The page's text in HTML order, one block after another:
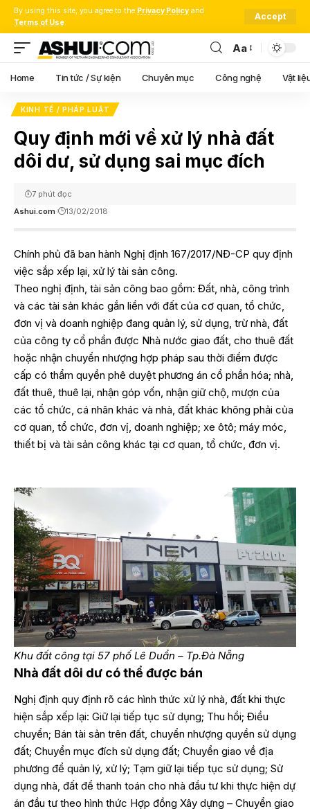
By using this site, you agree to the Privacy Policy and
Terms of Use.
Accept
Font
Resizer
Aa
Home Tin tức / Sự kiện Chuyên mục Công nghệ Vật
KINH TẾ / PHÁP LUẬT
Quy định mới về xử lý nhà đất
dôi dư, sử dụng sai mục đích
Ashui.com 13/02/2018
7 phút đọc
Chính phủ đã ban hành Nghị định 167/2017/NĐ-CP quy định
việc sắp xếp lại, xử lý tài sản công.
Theo nghị định, tài sản công bao gồm: Đất, nhà, công trình
và các tài sản khác gắn liền với đất của cơ quan, tổ chức,
đơn vị và doanh nghiệp đang quản lý, sử dụng, trừ nhà, đất
của công ty cổ phần được Nhà nước giao đất, cho thuê đất
hoặc nhận chuyển nhượng hợp pháp sau thời điểm được
cấp có thẩm quyền phê duyệt phương án cổ phần hóa; nhà,
đất thuê, thuê lại, nhận góp vốn, nhận giữ chộ, mượn của
các tổ chức, cá nhân khác và nhà, đất khác không phải của
cơ quan, tổ chức, đơn vị, doanh nghiệp; xe ôtô; máy móc,
thiết bị và tài sản công khác tại cơ quan, tổ chức, đơn vị.
Khu đất công tại 57 phố Lê Duẩn – Tp.Đà Nẵng
Nhà đất dôi dư có thể được bán
Nghị định quy định rõ các hình thức xử lý nhà, đất khi thực
hiện sắp xếp lại: Giữ lại tiếp tục sử dụng; Thu hồi; Điều
chuyển; Bán tài sản trên đất, chuyển nhượng quyền sử dụng
đất; Chuyển mục đích sử dụng đất; Chuyển giao về địa
phương để quản lý, xử lý; Tạm giữ lại tiếp tục sử dụng; Sử
dụng nhà, đất để thanh toán cho nhà đầu tư khi thực hiện dự
án đầu tư theo hình thức Hợp đồng Xây dựng – Chuyển giao